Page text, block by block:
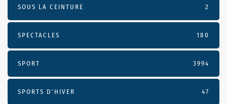
SOUS LA CEINTURE 2
SPECTACLES 180
SPORT 3994
SPORTS D'HIVER 47